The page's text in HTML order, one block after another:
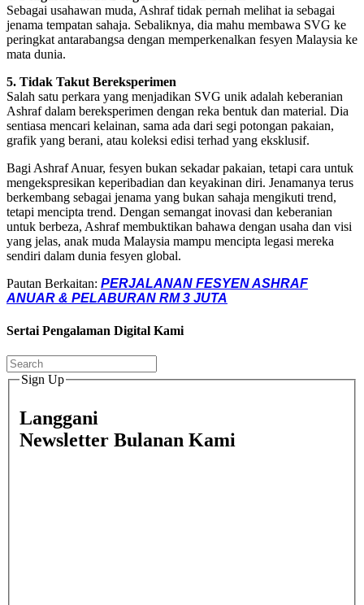
Sebagai usahawan muda, Ashraf tidak pernah melihat ia sebagai
jenama tempatan sahaja. Sebaliknya, dia mahu membawa SVG ke
peringkat antarabangsa dengan memperkenalkan fesyen Malaysia ke
mata dunia.
5. Tidak Takut Bereksperimen
Salah satu perkara yang menjadikan SVG unik adalah keberanian
Ashraf dalam bereksperimen dengan reka bentuk dan material. Dia
sentiasa mencari kelainan, sama ada dari segi potongan pakaian,
grafik yang berani, atau koleksi edisi terhad yang eksklusif.
Bagi Ashraf Anuar, fesyen bukan sekadar pakaian, tetapi cara untuk
mengekspresikan keperibadian dan keyakinan diri. Jenamanya terus
berkembang sebagai jenama yang bukan sahaja mengikuti trend,
tetapi mencipta trend. Dengan semangat inovasi dan keberanian
untuk berbeza, Ashraf membuktikan bahawa dengan usaha dan visi
yang jelas, anak muda Malaysia mampu mencipta legasi mereka
sendiri dalam dunia fesyen global.
Pautan Berkaitan: PERJALANAN FESYEN ASHRAF
ANUAR & PELABURAN RM 3 JUTA
Sertai Pengalaman Digital Kami
Sign Up
Langgani
Newsletter Bulanan Kami